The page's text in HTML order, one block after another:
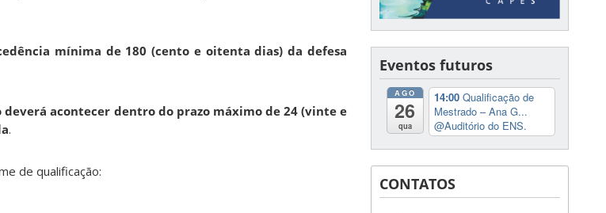
mínima de 180 (cento e oitenta dias) da defesa
acontecer dentro do prazo máximo de 24 (vinte e
.
de qualificação:
Eventos futuros
AGO
26
qua
14:00 Qualificação de
Mestrado – Ana G...
@Auditório do ENS.
CONTATOS